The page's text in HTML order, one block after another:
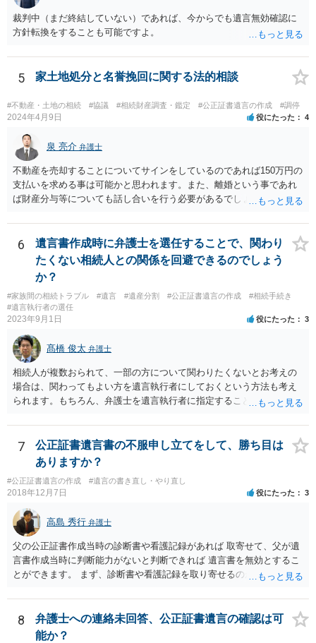
は受贈者に対し、遺留分侵害額に相当する金銭の支払を請求すること
ができる。
裁判中（まだ終結していない）であれば、今からでも遺言無効確認に
方針転換をすることも可能ですよ。
5 家土地処分と名誉挽回に関する法的相談
#不動産・土地の相続 #協議 #相続財産調査・鑑定 #公正証書遺言の作成 #調停
2024年4月9日 役にたった 4
泉 亮介 弁護士
不動産を売却することについてサインをしているのであれば150万円の
支払いを求める事は可能かと思われます。また、離婚という事であれ
ば財産分与等についても話し合いを行う必要があるでしょう。 細かい
士事務所へご相談されると良いでしょう。
6
遺言書作成時に弁護士を選任することで、関わり
たくない相続人との関係を回避できるのでしょう
か？
#家族間の相続トラブル #遺言 #遺産分割 #公正証書遺言の作成
#相続手続き
#遺言執行者の選任
2023年9月1日 役にたった 3
髙橋 俊太 弁護士
相続人が複数おられて、一部の方について関わりたくないとお考えの
場合は、関わってもよい方を遺言執行者にしておくという方法も考え
られます。もちろん、弁護士を遺言執行者に指定することもできます
方に再委任の権限を付与しておくという方法もあります。 一度、弁護
士に直接ご相談されることをお勧めいたします。
7
公正証書遺言書の不服申し立てをして、勝ち目は
ありますか？
#公正証書遺言の作成 #遺言の書き直し・やり直し
2018年12月7日 役にたった 3
高島 秀行 弁護士
父の公正証書作成当時の診断書や看護記録があれば 取寄せて、父が遺
言書作成当時に判断能力がないと判断できれば 遺言書を無効とするこ
とができます。 まず、診断書や看護記録を取り寄せるのが重要となり
いと思います。
8
弁護士への連絡未回答、公正証書遺言の確認は可
能か？